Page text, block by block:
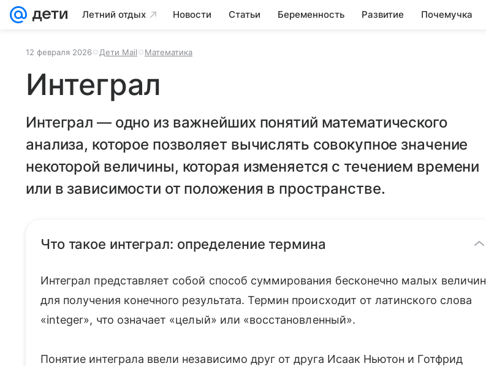
Летний отдых Новости Статьи Беременность Развитие Почемучка
12 февраля 2026 Дети Mail Математика
Интеграл
Интеграл — одно из важнейших понятий математического
анализа, которое позволяет вычислять совокупное значение
некоторой величины, которая изменяется с течением времени
или в зависимости от положения в пространстве.
Что такое интеграл: определение термина
Интеграл представляет собой способ суммирования бесконечно малых величин
для получения конечного результата. Термин происходит от латинского слова
«integer», что означает «целый» или «восстановленный».
Понятие интеграла ввели независимо друг от друга Исаак Ньютон и Готфрид